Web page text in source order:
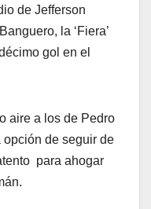
de Jefferson
la ‘Fiera’
gol en el
aire a los de Pedro
de seguir de
para ahogar